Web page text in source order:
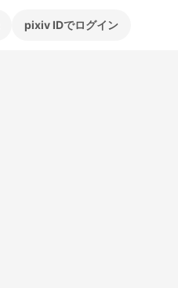
pixiv IDでログイン